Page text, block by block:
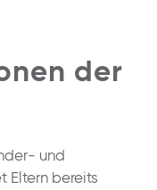
der
und
Eltern bereits